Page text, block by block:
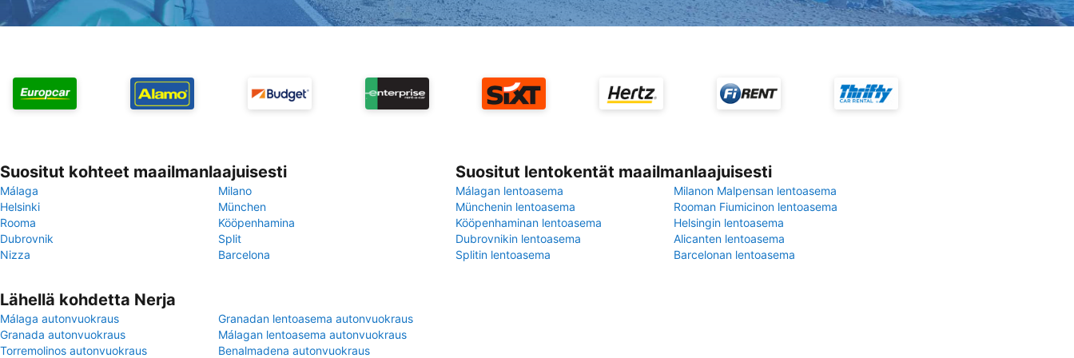
Suositut kohteet maailmanlaajuisesti
Málaga
Milano
Helsinki
München
Rooma
Kööpenhamina
Dubrovnik
Split
Nizza
Barcelona
Suositut lentokentät maailmanlaajuisesti
Málagan lentoasema
Milanon Malpensan lentoasema
Münchenin lentoasema
Rooman Fiumicinon lentoasema
Kööpenhaminan lentoasema
Helsingin lentoasema
Dubrovnikin lentoasema
Alicanten lentoasema
Splitin lentoasema
Barcelonan lentoasema
Lähellä kohdetta Nerja
Málaga autonvuokraus
Granadan lentoasema autonvuokraus
Granada autonvuokraus
Málagan lentoasema autonvuokraus
Torremolinos autonvuokraus
Benalmadena autonvuokraus